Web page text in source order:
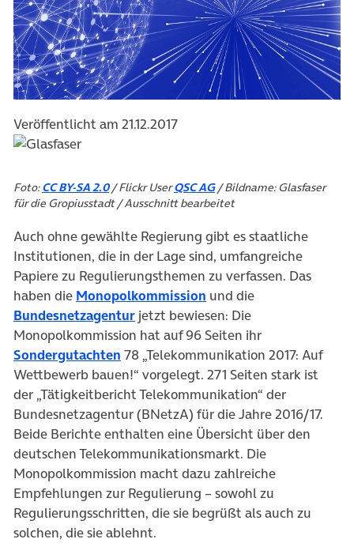
Veröffentlicht am 21.12.2017
Foto:CC BY-SA 2.0(öffnet in neuem Tab)
/ Flickr UserQSC AG(öffnet in neuem Tab)
/ Bildname: Glasfaser
für die Gropiusstadt / Ausschnitt bearbeitet
Auch ohne gewählte Regierung gibt es staatliche
Institutionen, die in der Lage sind, umfangreiche
Papiere zu Regulierungsthemen zu verfassen. Das
haben die Monopolkommission (öffnet in neuem Tab)
und die
Bundesnetzagentur(öffnet in neuem Tab)
jetzt bewiesen: Die
Monopolkommission hat auf 96 Seiten ihr
Sondergutachten (öffnet in neuem Tab)
78 „Telekommunikation 2017: Auf
Wettbewerb bauen!“ vorgelegt. 271 Seiten stark ist
der „Tätigkeitbericht Telekommunikation“ der
Bundesnetzagentur (BNetzA) für die Jahre 2016/17.
Beide Berichte enthalten eine Übersicht über den
deutschen Telekommunikationsmarkt. Die
Monopolkommission macht dazu zahlreiche
Empfehlungen zur Regulierung – sowohl zu
Regulierungsschritten, die sie begrüßt als auch zu
solchen, die sie ablehnt.